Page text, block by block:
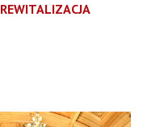
REWITALIZACJA